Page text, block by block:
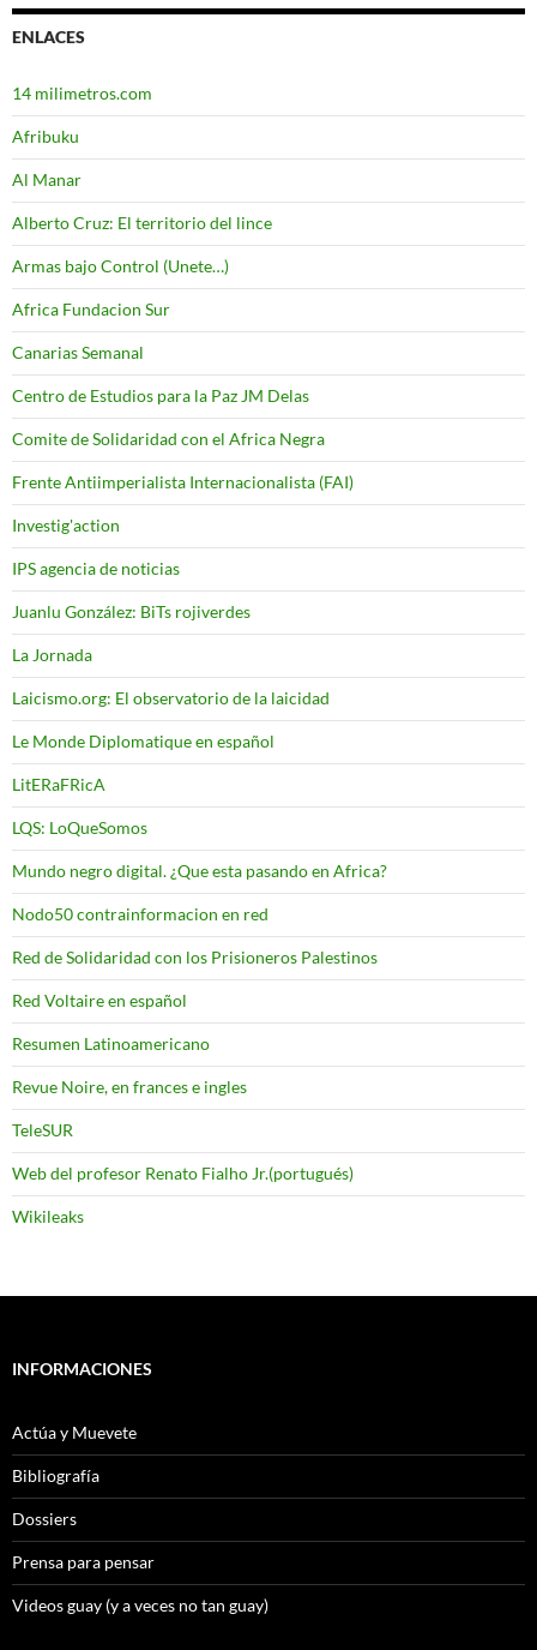
ENLACES
14 milimetros.com
Afribuku
Al Manar
Alberto Cruz: El territorio del lince
Armas bajo Control (Unete…)
Africa Fundacion Sur
Canarias Semanal
Centro de Estudios para la Paz JM Delas
Comite de Solidaridad con el Africa Negra
Frente Antiimperialista Internacionalista (FAI)
Investig'action
IPS agencia de noticias
Juanlu González: BiTs rojiverdes
La Jornada
Laicismo.org: El observatorio de la laicidad
Le Monde Diplomatique en español
LitERaFRicA
LQS: LoQueSomos
Mundo negro digital. ¿Que esta pasando en Africa?
Nodo50 contrainformacion en red
Red de Solidaridad con los Prisioneros Palestinos
Red Voltaire en español
Resumen Latinoamericano
Revue Noire, en frances e ingles
TeleSUR
Web del profesor Renato Fialho Jr.(portugués)
Wikileaks
INFORMACIONES
Actúa y Muevete
Bibliografía
Dossiers
Prensa para pensar
Videos guay (y a veces no tan guay)